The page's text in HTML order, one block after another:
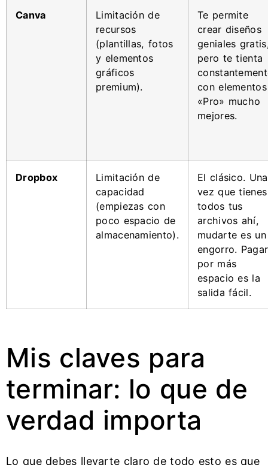
Canva
Limitación de
recursos
(plantillas, fotos
y elementos
gráficos
premium).
Te permite
crear diseños
geniales
pero te tienta
con elementos
«Pro» mucho
mejores.
Dropbox
Limitación de
capacidad
(empiezas con
poco espacio de
almacenamiento).
El clásico. Una
vez que tienes
todos tus
archivos ahí,
mudarte es un
engorro. Pagar
por más
espacio es la
salida fácil.
Mis claves para
terminar: lo que de
verdad importa
Lo que debes llevarte claro de todo esto es que